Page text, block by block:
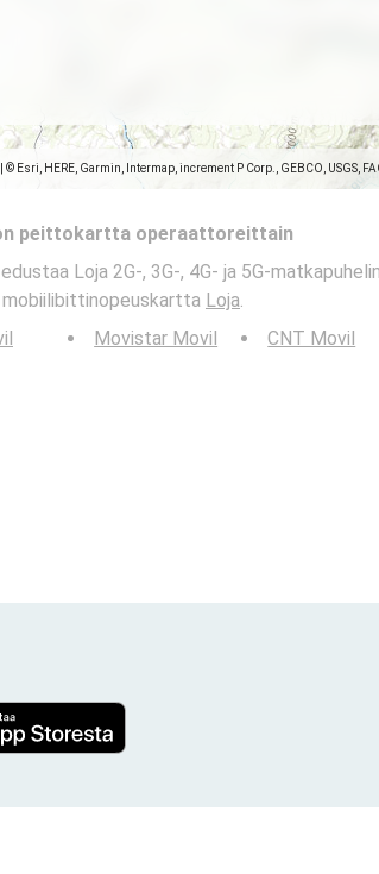
© Esri, HERE, Garmin, Intermap, increment P Corp., GEBCO, USGS,
peittokartta operaattoreittain
Loja 2G-, 3G-, 4G- ja 5G-
mobiilibittinopeuskartta Loja.
Movistar Movil CNT Movil